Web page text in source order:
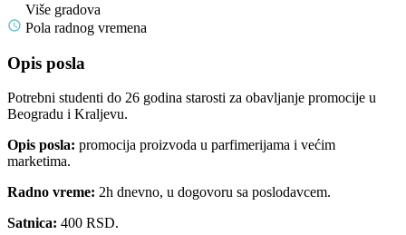
Više gradova
Pola radnog vremena
Opis posla
Potrebni studenti do 26 godina starosti za obavljanje promocije u
Beogradu i Kraljevu.
Opis posla: promocija proizvoda u parfimerijama i većim
marketima.
Radno vreme: 2h dnevno, u dogovoru sa poslodavcem.
Satnica: 400 RSD.